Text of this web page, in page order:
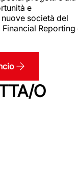
e
società del
Reporting
O